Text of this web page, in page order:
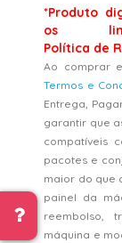
*Produto
os
Política de
Ao comprar
Termos e
Entrega,
garantir que
compatíveis
pacotes e
maior do que
painel da
reembolso,
máquina e